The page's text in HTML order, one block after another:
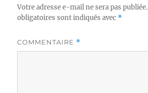
Votre adresse e-mail ne sera pas publiée.
obligatoires sont indiqués avec *
COMMENTAIRE *